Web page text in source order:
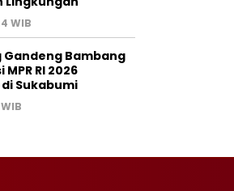
WIB
Gandeng Bambang
RI 2026
Sukabumi